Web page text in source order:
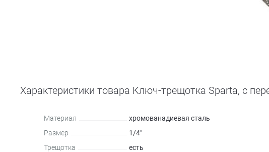
Характеристики товара Ключ-трещотка Sparta, с
Материал
хромованадиевая сталь
Размер
1/4"
Трещотка
есть